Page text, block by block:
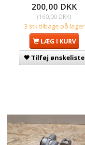
200,00 DKK
(160,00 DKK)
3 stk tilbage på lager
LÆG I KURV
Tilføj ønskeliste